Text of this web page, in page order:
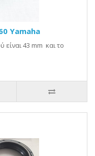
Yamaha
43 mm και το